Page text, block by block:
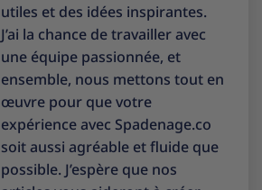
utiles et des idées inspirantes.
J’ai la chance de travailler avec
une équipe passionnée, et
ensemble, nous mettons tout en
œuvre pour que votre
expérience avec Spadenage.co
soit aussi agréable et fluide que
possible. J’espère que nos